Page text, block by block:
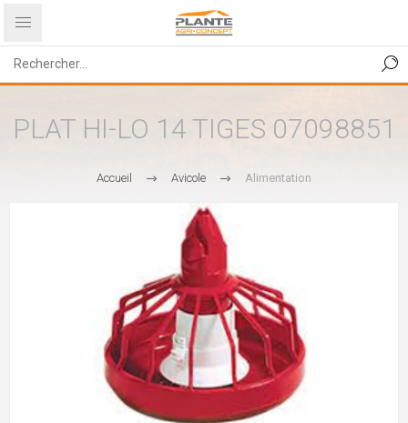
PLAT HI-LO 14 TIGES 07098851
Accueil Avicole Alimentation